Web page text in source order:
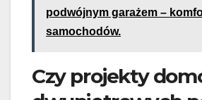
podwójnym garażem –
samochodów.
Czy projekty